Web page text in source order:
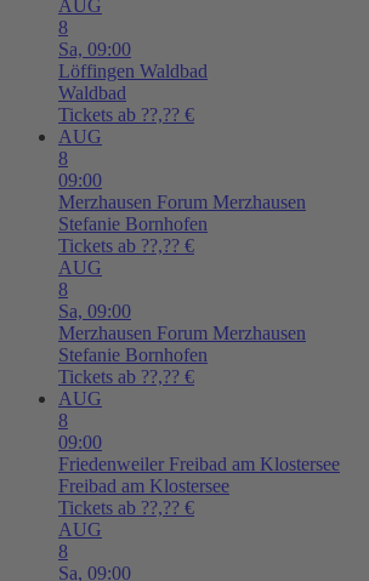
AUG
8
Sa, 09:00
Löffingen Waldbad
Waldbad
Tickets ab ??,?? €
AUG
8
09:00
Merzhausen Forum Merzhausen
Stefanie Bornhofen
Tickets ab ??,?? €
AUG
8
Sa, 09:00
Merzhausen Forum Merzhausen
Stefanie Bornhofen
Tickets ab ??,?? €
AUG
8
09:00
Friedenweiler Freibad am Klostersee
Freibad am Klostersee
Tickets ab ??,?? €
AUG
8
Sa, 09:00